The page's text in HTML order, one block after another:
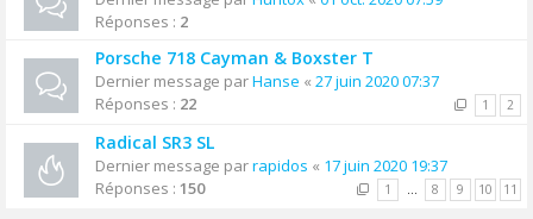
Réponses : 2
Porsche 718 Cayman & Boxster T
Dernier message parHanse « 27 juin 2020 07:37
Réponses : 22 1 2
Radical SR3 SL
Dernier message parrapidos « 17 juin 2020 19:37
Réponses : 150 1 … 8 9 10 11